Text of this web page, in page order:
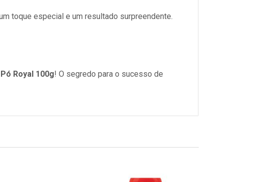
toque especial e um resultado surpreendente.
Royal 100g! O segredo para o sucesso de